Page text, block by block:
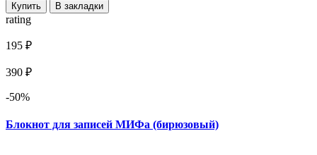
Купить В закладки
rating
195 ₽
390 ₽
-50%
Блокнот для записей МИФа (бирюзовый)